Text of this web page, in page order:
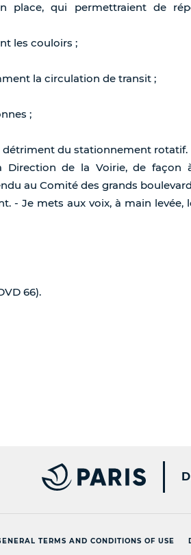
place, qui permettraient de
les couloirs ;
la circulation de transit ;
;
détriment du stationnement rotatif.
Direction de la Voirie, de façon
au Comité des grands
- Je mets aux voix, à main levée,
66).
TERMS AND CONDITIONS OF USE